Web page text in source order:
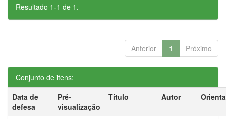
Resultado 1-1 de 1.
Anterior 1 Próximo
Conjunto de itens:
Data de
defesa
Pré-
visualização
Título Autor